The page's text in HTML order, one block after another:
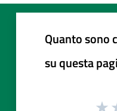
Quanto sono
su questa